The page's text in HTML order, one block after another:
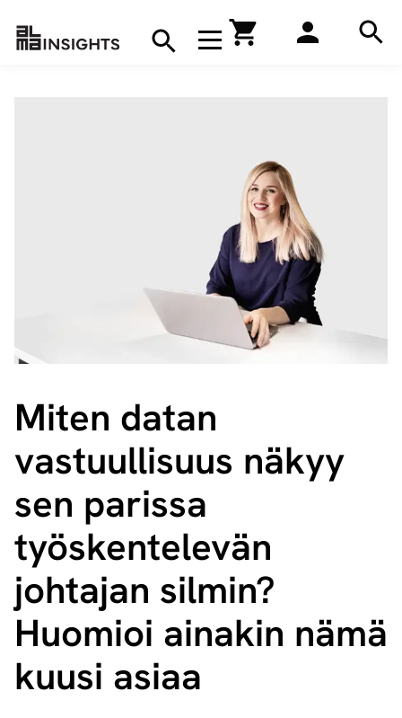
Avaa navigaatio
Hae
Miten datan
vastuullisuus näkyy
sen parissa
työskentelevän
johtajan silmin?
Huomioi ainakin nämä
kuusi asiaa